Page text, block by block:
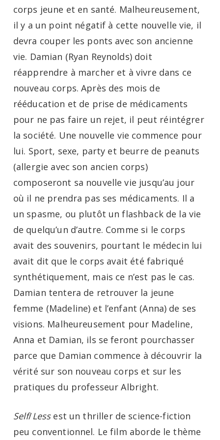
corps jeune et en santé. Malheureusement,
il y a un point négatif à cette nouvelle vie, il
devra couper les ponts avec son ancienne
vie. Damian (Ryan Reynolds) doit
réapprendre à marcher et à vivre dans ce
nouveau corps. Après des mois de
rééducation et de prise de médicaments
pour ne pas faire un rejet, il peut réintégrer
la société. Une nouvelle vie commence pour
lui. Sport, sexe, party et beurre de peanuts
(allergie avec son ancien corps)
composeront sa nouvelle vie jusqu’au jour
où il ne prendra pas ses médicaments. Il a
un spasme, ou plutôt un flashback de la vie
de quelqu’un d’autre. Comme si le corps
avait des souvenirs, pourtant le médecin lui
avait dit que le corps avait été fabriqué
synthétiquement, mais ce n’est pas le cas.
Damian tentera de retrouver la jeune
femme (Madeline) et l’enfant (Anna) de ses
visions. Malheureusement pour Madeline,
Anna et Damian, ils se feront pourchasser
parce que Damian commence à découvrir la
vérité sur son nouveau corps et sur les
pratiques du professeur Albright.
Self/Lessest un thriller de science-fiction
peu conventionnel. Le film aborde le thème